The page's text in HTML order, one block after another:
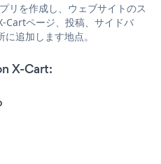
リを作成し、ウェブサイトのス
Cartページ、投稿、サイドバ
追加します地点。
X-Cart: